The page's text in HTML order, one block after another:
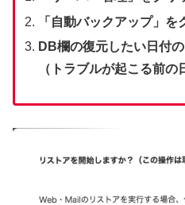
「自動バックアップ」を
DB欄の復元したい日付
（トラブルが起こる前の